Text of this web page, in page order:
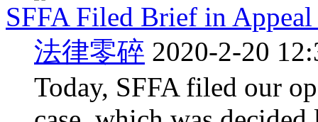
SFFA Filed Brief in
法律零碎 2020-2-20
Today, SFFA filed our